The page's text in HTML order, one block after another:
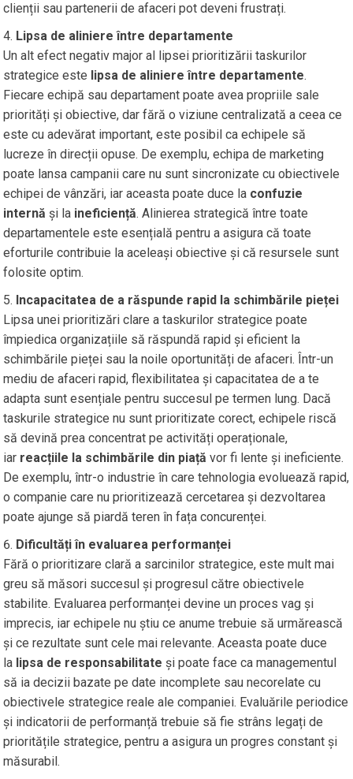
clienții sau partenerii de afaceri pot deveni frustrați.
Lipsa de aliniere între departamente
Un alt efect negativ major al lipsei prioritizării taskurilor
strategice este lipsa de aliniere între departamente.
Fiecare echipă sau departament poate avea propriile sale
priorități și obiective, dar fără o viziune centralizată a ceea ce
este cu adevărat important, este posibil ca echipele să
lucreze în direcții opuse. De exemplu, echipa de marketing
poate lansa campanii care nu sunt sincronizate cu obiectivele
echipei de vânzări, iar aceasta poate duce la confuzie
internă și la ineficiență. Alinierea strategică între toate
departamentele este esențială pentru a asigura că toate
eforturile contribuie la aceleași obiective și că resursele sunt
folosite optim.
Incapacitatea de a răspunde rapid la schimbările pieței
Lipsa unei prioritizări clare a taskurilor strategice poate
împiedica organizațiile să răspundă rapid și eficient la
schimbările pieței sau la noile oportunități de afaceri. Într-un
mediu de afaceri rapid, flexibilitatea și capacitatea de a te
adapta sunt esențiale pentru succesul pe termen lung. Dacă
taskurile strategice nu sunt prioritizate corect, echipele riscă
să devină prea concentrat pe activități operaționale,
iar reacțiile la schimbările din piață vor fi lente și ineficiente.
De exemplu, într-o industrie în care tehnologia evoluează rapid,
o companie care nu prioritizează cercetarea și dezvoltarea
poate ajunge să piardă teren în fața concurenței.
Dificultăți în evaluarea performanței
Fără o prioritizare clară a sarcinilor strategice, este mult mai
greu să măsori succesul și progresul către obiectivele
stabilite. Evaluarea performanței devine un proces vag și
imprecis, iar echipele nu știu ce anume trebuie să urmărească
și ce rezultate sunt cele mai relevante. Aceasta poate duce
la lipsa de responsabilitate și poate face ca managementul
să ia decizii bazate pe date incomplete sau necorelate cu
obiectivele strategice reale ale companiei. Evaluările periodice
și indicatorii de performanță trebuie să fie strâns legați de
prioritățile strategice, pentru a asigura un progres constant și
măsurabil.